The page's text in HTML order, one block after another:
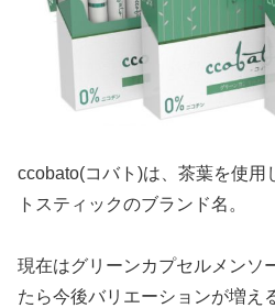
ccobato(コバト)は、茶葉を使用
トスティックのブランド名。
現在はグリーンカプセルメンソ
たら今後バリエーションが増え